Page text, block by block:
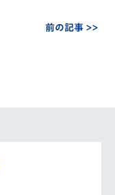
前の記事 >>